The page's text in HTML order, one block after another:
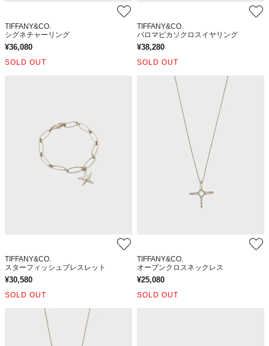
TIFFANY&CO.
シグネチャーリング
¥36,080
SOLD OUT
TIFFANY&CO.
パロマピカソクロスイヤリング
¥38,280
SOLD OUT
TIFFANY&CO.
スターフィッシュブレスレット
¥30,580
SOLD OUT
TIFFANY&CO.
オープンクロスネックレス
¥25,080
SOLD OUT